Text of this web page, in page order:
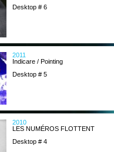
Desktop # 6
2011
Indicare / Pointing
Desktop # 5
2010
LES NUMÉROS FLOTTENT
Desktop # 4